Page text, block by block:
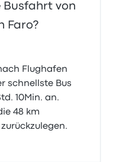
Busfahrt von
Faro?
Flughafen
schnellste Bus
10Min. an.
48 km